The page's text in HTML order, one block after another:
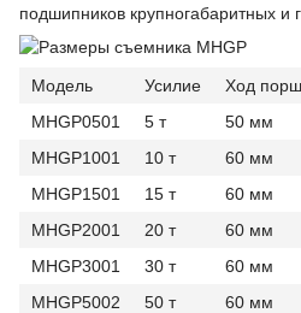
подшипников крупногабаритных и
Модель Усилие Ход
MHGP0501
5 т 50 мм
MHGP1001
10 т 60 мм
MHGP1501
15 т 60 мм
MHGP2001
20 т 60 мм
MHGP3001
30 т 60 мм
MHGP5002
50 т 60 мм